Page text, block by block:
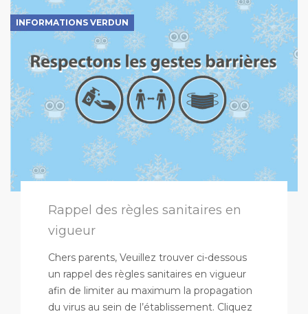
INFORMATIONS VERDUN
Rappel des règles sanitaires en
vigueur
Chers parents, Veuillez trouver ci-dessous
un rappel des règles sanitaires en vigueur
afin de limiter au maximum la propagation
du virus au sein de l’établissement. Cliquez